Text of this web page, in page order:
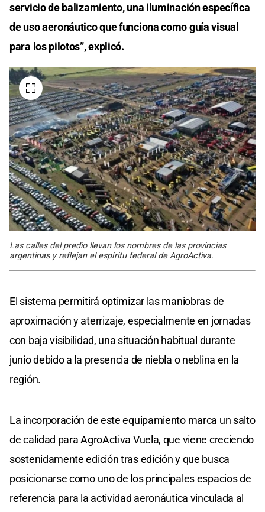
servicio de balizamiento, una iluminación específica
de uso aeronáutico que funciona como guía visual
para los pilotos”, explicó.
Las calles del predio llevan los nombres de las provincias
argentinas y reflejan el espíritu federal de AgroActiva.
El sistema permitirá optimizar las maniobras de
aproximación y aterrizaje, especialmente en jornadas
con baja visibilidad, una situación habitual durante
junio debido a la presencia de niebla o neblina en la
región.
La incorporación de este equipamiento marca un salto
de calidad para AgroActiva Vuela, que viene creciendo
sostenidamente edición tras edición y que busca
posicionarse como uno de los principales espacios de
referencia para la actividad aeronáutica vinculada al